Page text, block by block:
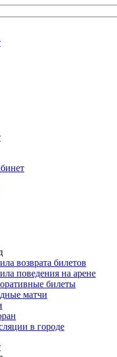
возврата билетов
поведения на арене
билеты
матчи
в городе